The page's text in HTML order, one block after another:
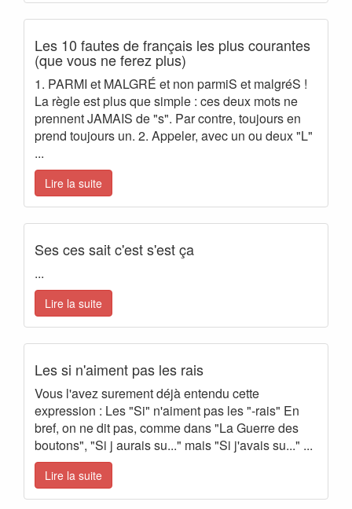
Les 10 fautes de français les plus courantes
(que vous ne ferez plus)
1. PARMI et MALGRÉ et non parmiS et malgréS !
La règle est plus que simple : ces deux mots ne
prennent JAMAIS de "s". Par contre, toujours en
prend toujours un. 2. Appeler, avec un ou deux "L"
...
Lire la suite
Ses ces sait c'est s'est ça
...
Lire la suite
Les si n'aiment pas les rais
Vous l'avez surement déjà entendu cette
expression : Les "Si" n'aiment pas les "-rais" En
bref, on ne dit pas, comme dans "La Guerre des
boutons", "Si j aurais su..." mais "Si j'avais su..." ...
Lire la suite